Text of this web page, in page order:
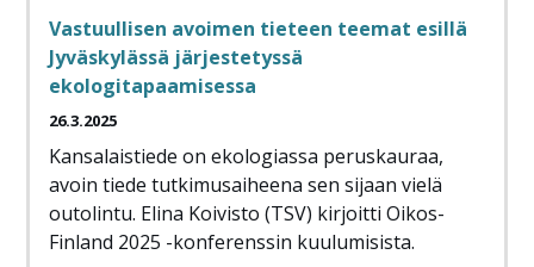
Vastuullisen avoimen tieteen teemat esillä
Jyväskylässä järjestetyssä
ekologitapaamisessa
26.3.2025
Kansalaistiede on ekologiassa peruskauraa,
avoin tiede tutkimusaiheena sen sijaan vielä
outolintu. Elina Koivisto (TSV) kirjoitti Oikos-
Finland 2025 -konferenssin kuulumisista.